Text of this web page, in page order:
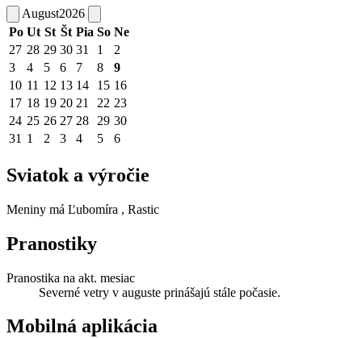
August2026
Po Ut St Št Pia So Ne
27 28 29 30 31 1
2
3
4 5 6 7 8
9
10 11 12 13 14 15 16
17 18 19 20 21 22 23
24 25 26 27 28 29 30
31 1 2 3 4 5 6
Sviatok a výročie
Meniny má Ľubomíra , Rastic
Pranostiky
Pranostika na akt. mesiac
Severné vetry v auguste prinášajú stále počasie.
Mobilná aplikácia